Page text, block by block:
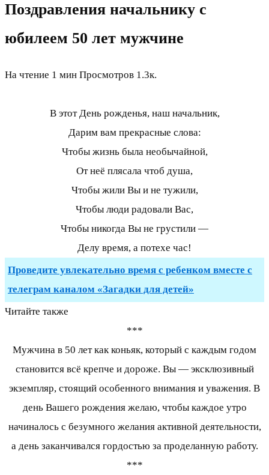
Поздравления начальнику с
юбилеем 50 лет мужчине
На чтение 1 мин Просмотров 1.3к.
В этот День рожденья, наш начальник,
Дарим вам прекрасные слова:
Чтобы жизнь была необычайной,
От неё плясала чтоб душа,
Чтобы жили Вы и не тужили,
Чтобы люди радовали Вас,
Чтобы никогда Вы не грустили —
Делу время, а потехе час!
Проведите увлекательно время с ребенком вместе с
телеграм каналом «Загадки для детей»
Читайте также
***
Мужчина в 50 лет как коньяк, который с каждым годом
становится всё крепче и дороже. Вы — эксклюзивный
экземпляр, стоящий особенного внимания и уважения. В
день Вашего рождения желаю, чтобы каждое утро
начиналось с безумного желания активной деятельности,
а день заканчивался гордостью за проделанную работу.
***